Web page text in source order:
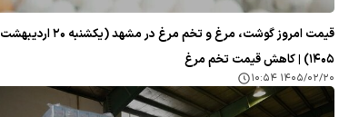
قیمت امروز گوشت، مرغ و تخم مرغ در مشهد (یکشنبه ۲۰ اردیبهشت
۱۴۰۵) | کاهش قیمت تخم مرغ
۱۴۰۵/۰۲/۲۰ ۱۰:۵۴